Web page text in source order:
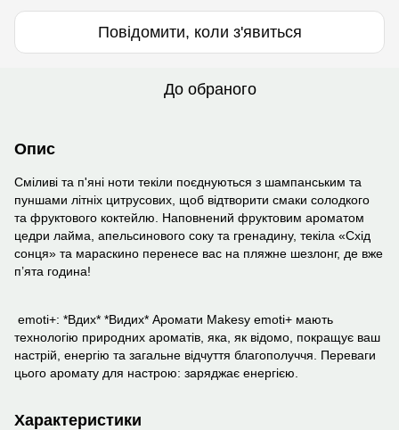
Повідомити, коли з'явиться
До обраного
Опис
Сміливі та п'яні ноти текіли поєднуються з шампанським та
пуншами літніх цитрусових, щоб відтворити смаки солодкого
та фруктового коктейлю. Наповнений фруктовим ароматом
цедри лайма, апельсинового соку та гренадину, текіла «Схід
сонця» та мараскино перенесе вас на пляжне шезлонг, де вже
п’ята година!
emoti+: *Вдих* *Видих* Аромати Makesy emoti+ мають
технологію природних ароматів, яка, як відомо, покращує ваш
настрій, енергію та загальне відчуття благополуччя. Переваги
цього аромату для настрою: заряджає енергією.
Характеристики